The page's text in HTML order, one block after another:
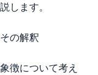
します。
の解釈
徴について考え